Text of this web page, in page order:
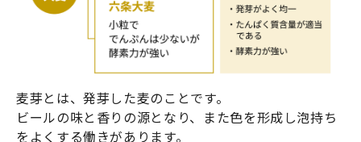
麦芽とは、発芽した麦のことです。
ビールの味と香りの源となり、また色を形成し泡持ち
をよくする働きがあります。